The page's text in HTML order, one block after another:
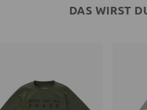
DAS WIRST